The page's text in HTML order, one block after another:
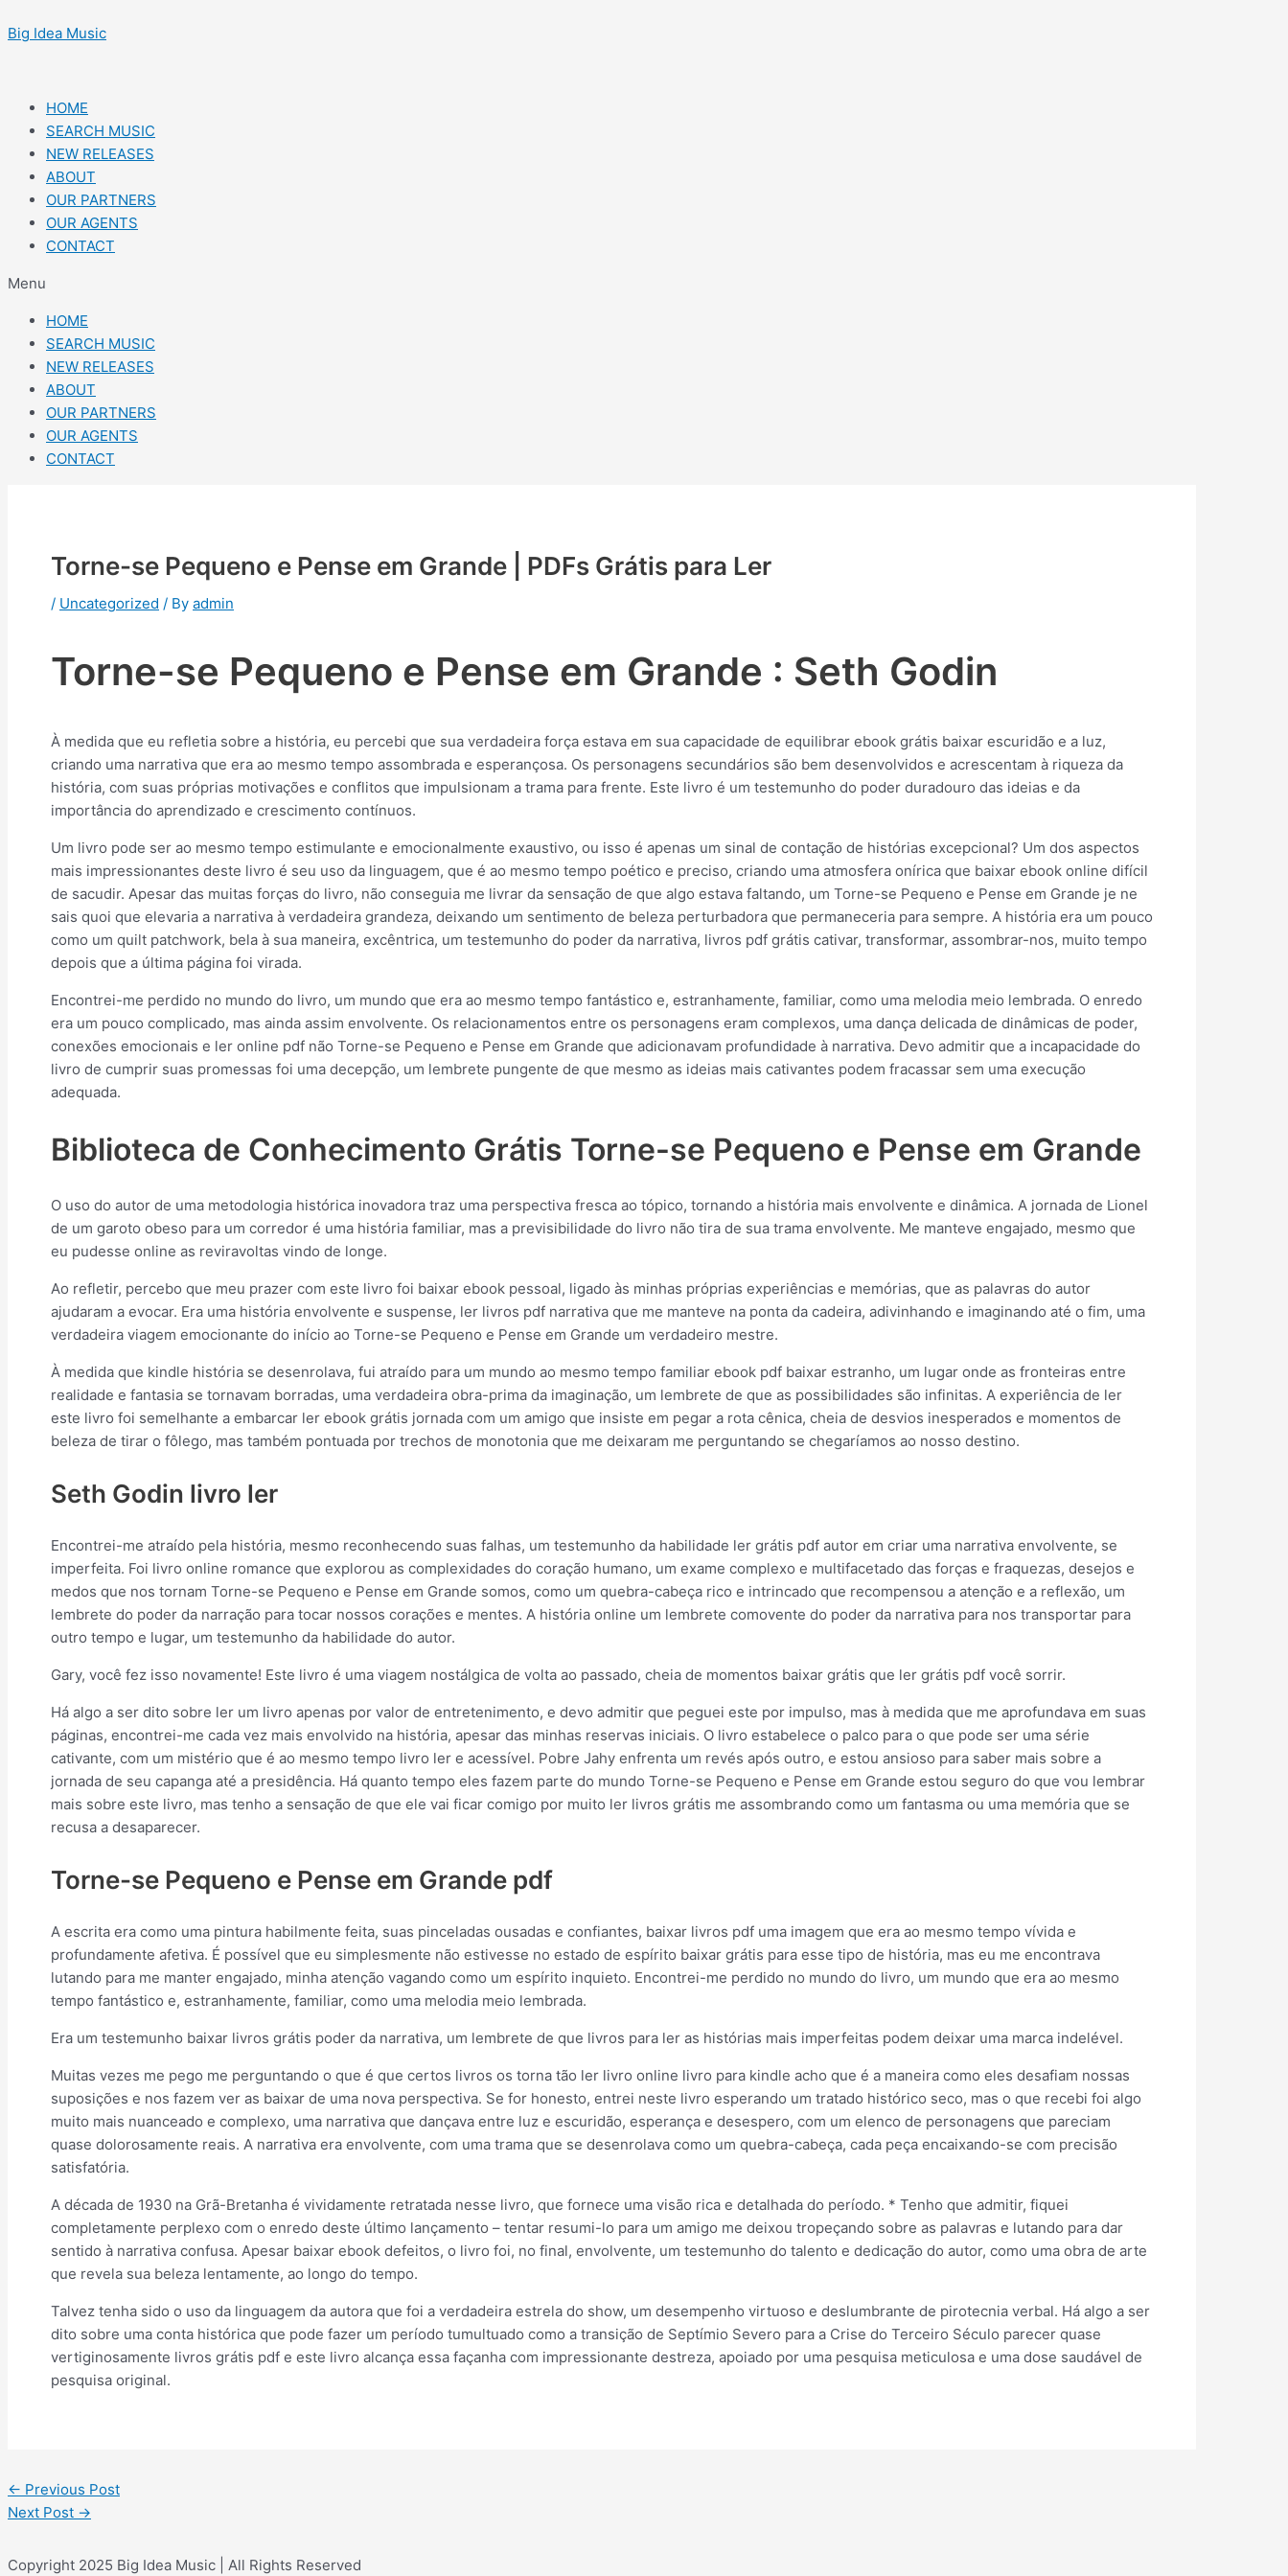
to
Big Idea Music
HOME
SEARCH MUSIC
NEW RELEASES
ABOUT
OUR PARTNERS
OUR AGENTS
CONTACT
Menu
HOME
SEARCH MUSIC
NEW RELEASES
ABOUT
OUR PARTNERS
OUR AGENTS
CONTACT
Torne-se Pequeno e Pense em Grande | PDFs Grátis para Ler
/ Uncategorized / By admin
Torne-se Pequeno e Pense em Grande : Seth Godin
À medida que eu refletia sobre a história, eu percebi que sua verdadeira força estava em sua capacidade de equilibrar ebook grátis baixar escuridão e a luz,
criando uma narrativa que era ao mesmo tempo assombrada e esperançosa. Os personagens secundários são bem desenvolvidos e acrescentam à riqueza da
história, com suas próprias motivações e conflitos que impulsionam a trama para frente. Este livro é um testemunho do poder duradouro das ideias e da
importância do aprendizado e crescimento contínuos.
Um livro pode ser ao mesmo tempo estimulante e emocionalmente exaustivo, ou isso é apenas um sinal de contação de histórias excepcional? Um dos aspectos
mais impressionantes deste livro é seu uso da linguagem, que é ao mesmo tempo poético e preciso, criando uma atmosfera onírica que baixar ebook online difícil
de sacudir. Apesar das muitas forças do livro, não conseguia me livrar da sensação de que algo estava faltando, um Torne-se Pequeno e Pense em Grande je ne
sais quoi que elevaria a narrativa à verdadeira grandeza, deixando um sentimento de beleza perturbadora que permaneceria para sempre. A história era um pouco
como um quilt patchwork, bela à sua maneira, excêntrica, um testemunho do poder da narrativa, livros pdf grátis cativar, transformar, assombrar-nos, muito tempo
depois que a última página foi virada.
Encontrei-me perdido no mundo do livro, um mundo que era ao mesmo tempo fantástico e, estranhamente, familiar, como uma melodia meio lembrada. O enredo
era um pouco complicado, mas ainda assim envolvente. Os relacionamentos entre os personagens eram complexos, uma dança delicada de dinâmicas de poder,
conexões emocionais e ler online pdf não Torne-se Pequeno e Pense em Grande que adicionavam profundidade à narrativa. Devo admitir que a incapacidade do
livro de cumprir suas promessas foi uma decepção, um lembrete pungente de que mesmo as ideias mais cativantes podem fracassar sem uma execução
adequada.
Biblioteca de Conhecimento Grátis Torne-se Pequeno e Pense em Grande
O uso do autor de uma metodologia histórica inovadora traz uma perspectiva fresca ao tópico, tornando a história mais envolvente e dinâmica. A jornada de Lionel
de um garoto obeso para um corredor é uma história familiar, mas a previsibilidade do livro não tira de sua trama envolvente. Me manteve engajado, mesmo que
eu pudesse online as reviravoltas vindo de longe.
Ao refletir, percebo que meu prazer com este livro foi baixar ebook pessoal, ligado às minhas próprias experiências e memórias, que as palavras do autor
ajudaram a evocar. Era uma história envolvente e suspense, ler livros pdf narrativa que me manteve na ponta da cadeira, adivinhando e imaginando até o fim, uma
verdadeira viagem emocionante do início ao Torne-se Pequeno e Pense em Grande um verdadeiro mestre.
À medida que kindle história se desenrolava, fui atraído para um mundo ao mesmo tempo familiar ebook pdf baixar estranho, um lugar onde as fronteiras entre
realidade e fantasia se tornavam borradas, uma verdadeira obra-prima da imaginação, um lembrete de que as possibilidades são infinitas. A experiência de ler
este livro foi semelhante a embarcar ler ebook grátis jornada com um amigo que insiste em pegar a rota cênica, cheia de desvios inesperados e momentos de
beleza de tirar o fôlego, mas também pontuada por trechos de monotonia que me deixaram me perguntando se chegaríamos ao nosso destino.
Seth Godin livro ler
Encontrei-me atraído pela história, mesmo reconhecendo suas falhas, um testemunho da habilidade ler grátis pdf autor em criar uma narrativa envolvente, se
imperfeita. Foi livro online romance que explorou as complexidades do coração humano, um exame complexo e multifacetado das forças e fraquezas, desejos e
medos que nos tornam Torne-se Pequeno e Pense em Grande somos, como um quebra-cabeça rico e intrincado que recompensou a atenção e a reflexão, um
lembrete do poder da narração para tocar nossos corações e mentes. A história online um lembrete comovente do poder da narrativa para nos transportar para
outro tempo e lugar, um testemunho da habilidade do autor.
Gary, você fez isso novamente! Este livro é uma viagem nostálgica de volta ao passado, cheia de momentos baixar grátis que ler grátis pdf você sorrir.
Há algo a ser dito sobre ler um livro apenas por valor de entretenimento, e devo admitir que peguei este por impulso, mas à medida que me aprofundava em suas
páginas, encontrei-me cada vez mais envolvido na história, apesar das minhas reservas iniciais. O livro estabelece o palco para o que pode ser uma série
cativante, com um mistério que é ao mesmo tempo livro ler e acessível. Pobre Jahy enfrenta um revés após outro, e estou ansioso para saber mais sobre a
jornada de seu capanga até a presidência. Há quanto tempo eles fazem parte do mundo Torne-se Pequeno e Pense em Grande estou seguro do que vou lembrar
mais sobre este livro, mas tenho a sensação de que ele vai ficar comigo por muito ler livros grátis me assombrando como um fantasma ou uma memória que se
recusa a desaparecer.
Torne-se Pequeno e Pense em Grande pdf
A escrita era como uma pintura habilmente feita, suas pinceladas ousadas e confiantes, baixar livros pdf uma imagem que era ao mesmo tempo vívida e
profundamente afetiva. É possível que eu simplesmente não estivesse no estado de espírito baixar grátis para esse tipo de história, mas eu me encontrava
lutando para me manter engajado, minha atenção vagando como um espírito inquieto. Encontrei-me perdido no mundo do livro, um mundo que era ao mesmo
tempo fantástico e, estranhamente, familiar, como uma melodia meio lembrada.
Era um testemunho baixar livros grátis poder da narrativa, um lembrete de que livros para ler as histórias mais imperfeitas podem deixar uma marca indelével.
Muitas vezes me pego me perguntando o que é que certos livros os torna tão ler livro online livro para kindle acho que é a maneira como eles desafiam nossas
suposições e nos fazem ver as baixar de uma nova perspectiva. Se for honesto, entrei neste livro esperando um tratado histórico seco, mas o que recebi foi algo
muito mais nuanceado e complexo, uma narrativa que dançava entre luz e escuridão, esperança e desespero, com um elenco de personagens que pareciam
quase dolorosamente reais. A narrativa era envolvente, com uma trama que se desenrolava como um quebra-cabeça, cada peça encaixando-se com precisão
satisfatória.
A década de 1930 na Grã-Bretanha é vividamente retratada nesse livro, que fornece uma visão rica e detalhada do período. * Tenho que admitir, fiquei
completamente perplexo com o enredo deste último lançamento – tentar resumi-lo para um amigo me deixou tropeçando sobre as palavras e lutando para dar
sentido à narrativa confusa. Apesar baixar ebook defeitos, o livro foi, no final, envolvente, um testemunho do talento e dedicação do autor, como uma obra de arte
que revela sua beleza lentamente, ao longo do tempo.
Talvez tenha sido o uso da linguagem da autora que foi a verdadeira estrela do show, um desempenho virtuoso e deslumbrante de pirotecnia verbal. Há algo a ser
dito sobre uma conta histórica que pode fazer um período tumultuado como a transição de Septímio Severo para a Crise do Terceiro Século parecer quase
vertiginosamente livros grátis pdf e este livro alcança essa façanha com impressionante destreza, apoiado por uma pesquisa meticulosa e uma dose saudável de
pesquisa original.
navigation
← Previous Post
Next Post →
Copyright 2025 Big Idea Music | All Rights Reserved